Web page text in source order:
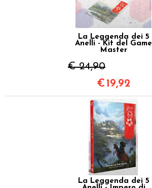
La Leggenda dei 5
Anelli - Kit del Game
Master
€ 24,90
€ 19,92
La Leggenda dei 5